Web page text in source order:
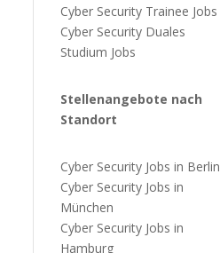
Cyber Security Trainee Jobs
Cyber Security Duales
Studium Jobs
Stellenangebote nach
Standort
Cyber Security Jobs in Berlin
Cyber Security Jobs in
München
Cyber Security Jobs in
Hamburg